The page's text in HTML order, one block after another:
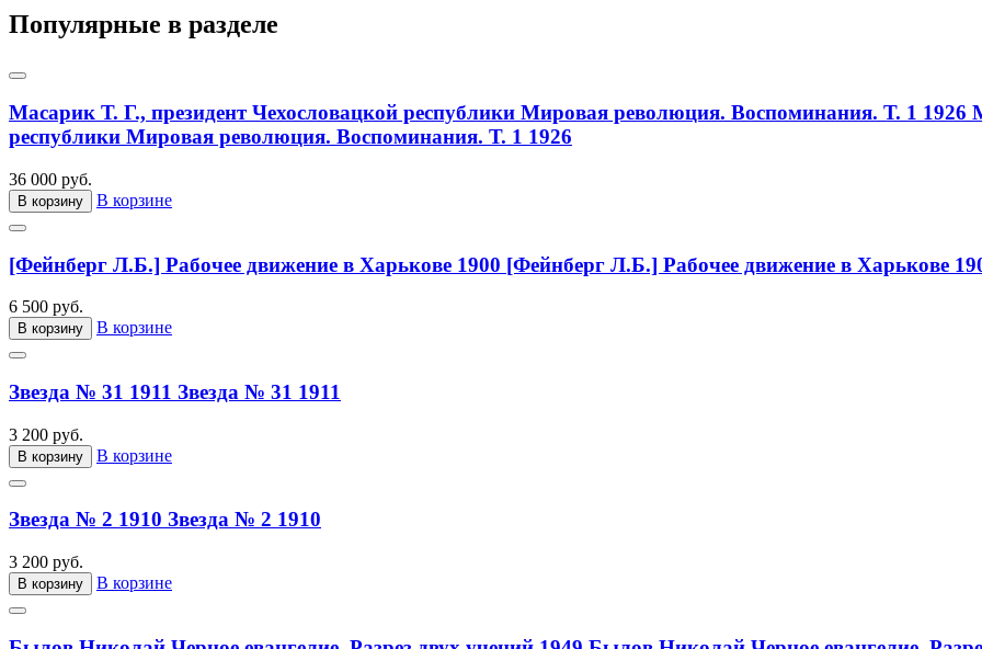
Популярные в разделе
Масарик Т. Г., президент Чехословацкой республики Мировая революция. Воспоминания. Т. 1 1926
республики Мировая революция. Воспоминания. Т. 1 1926
36 000 руб.
В корзину В корзине
[Фейнберг Л.Б.] Рабочее движение в Харькове 1900 [Фейнберг Л.Б.] Рабочее движение в Харькове
6 500 руб.
В корзину В корзине
Звезда № 31 1911 Звезда № 31 1911
3 200 руб.
В корзину В корзине
Звезда № 2 1910 Звезда № 2 1910
3 200 руб.
В корзину В корзине